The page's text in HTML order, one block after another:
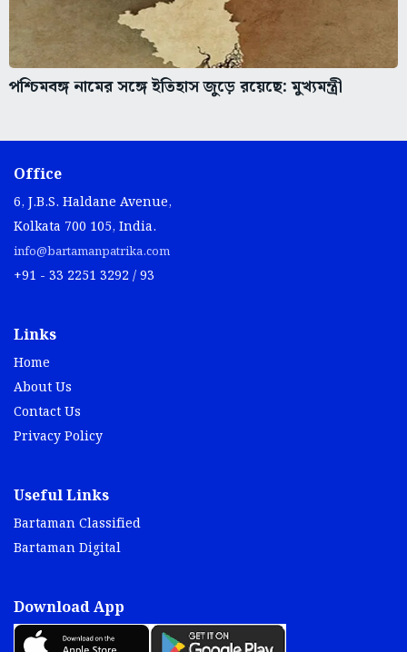
পশ্চিমবঙ্গ নামের সঙ্গে ইতিহাস জুড়ে রয়েছে: মুখ্যমন্ত্রী
Office
6, J.B.S. Haldane Avenue,
Kolkata 700 105, India.
info@bartamanpatrika.com
+91 - 33 2251 3292 / 93
Links
Home
About Us
Contact Us
Privacy Policy
Useful Links
Bartaman Classified
Bartaman Digital
Download App